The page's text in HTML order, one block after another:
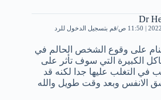
Dr
قم بتسجيل الدخول للرد
على وقوع الشخص الحالم في
الكبيرة التي سوف تأثر على
في التغلب عليها جدا لكنه قد
الانفس وبعد وقت طويل والله